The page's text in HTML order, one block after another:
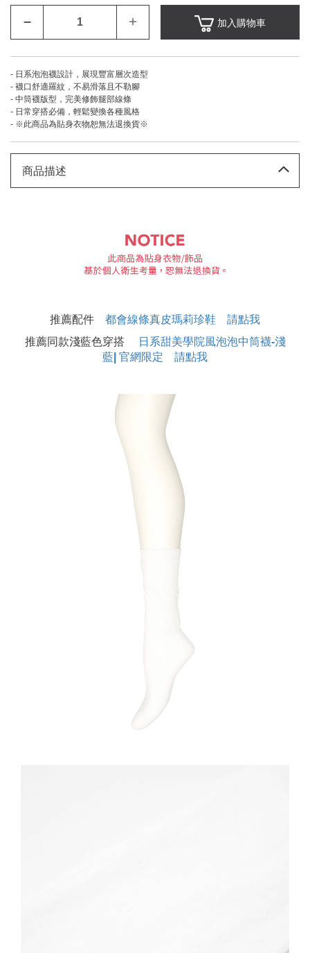
– ＋ 加入購物車
- 日系泡泡襪設計，展現豐富層次造型
- 襪口舒適羅紋，不易滑落且不勒腳
- 中筒襪版型，完美修飾腿部線條
- 日常穿搭必備，輕鬆變換各種風格
- ※此商品為貼身衣物恕無法退換貨※
商品描述
推薦配件 都會線條真皮瑪莉珍鞋 請點我
推薦同款淺藍色穿搭
日系甜美學院風泡泡中筒襪-淺
藍| 官網限定 請點我